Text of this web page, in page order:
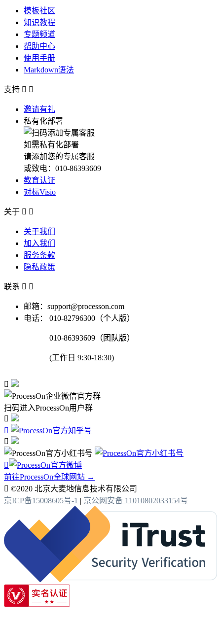
模板社区
知识教程
专题频道
帮助中心
使用手册
Markdown语法
支持  
邀请有礼
私有化部署
如需私有化部署
请添加您的专属客服
或致电：010-86393609
教育认证
对标Visio
关于  
关于我们
加入我们
服务条款
隐私政策
联系  
邮箱：support@processon.com
电话：
010-82796300（个人版）
010-86393609（团队版）
(工作日 9:30-18:30)

扫码进入ProcessOn用户群




前往ProcessOn全球网站 →
 ©2020 北京大麦地信息技术有限公司
京ICP备15008605号-1 | 京公网安备 11010802033154号